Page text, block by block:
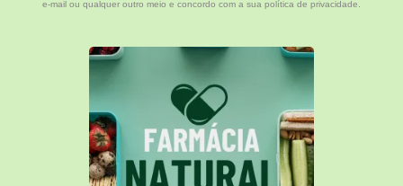
e-mail ou qualquer outro meio e concordo com a sua política de privacidade.